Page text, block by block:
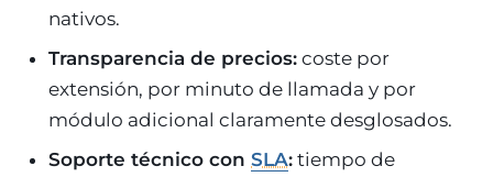
nativos.
Transparencia de precios: coste por
extensión, por minuto de llamada y por
módulo adicional claramente desglosados.
Soporte técnico con SLA: tiempo de